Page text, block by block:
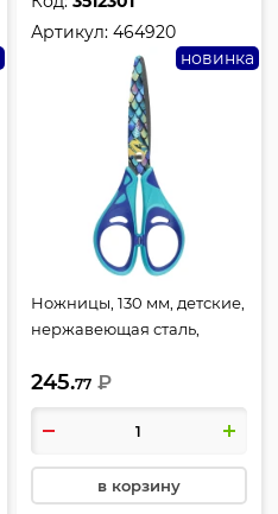
Артикул:464920
новинка
Ножницы, 130 мм, детские,
нержавеющая сталь,
Maped, 464920
245.77 ₽
в корзину